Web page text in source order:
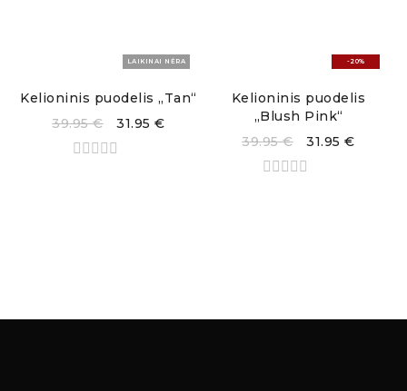
LAIKINAI NĖRA
Kelioninis puodelis „Tan“
39.95€ 31.95€
-20%
Kelioninis puodelis
„Blush Pink“
39.95€ 31.95€